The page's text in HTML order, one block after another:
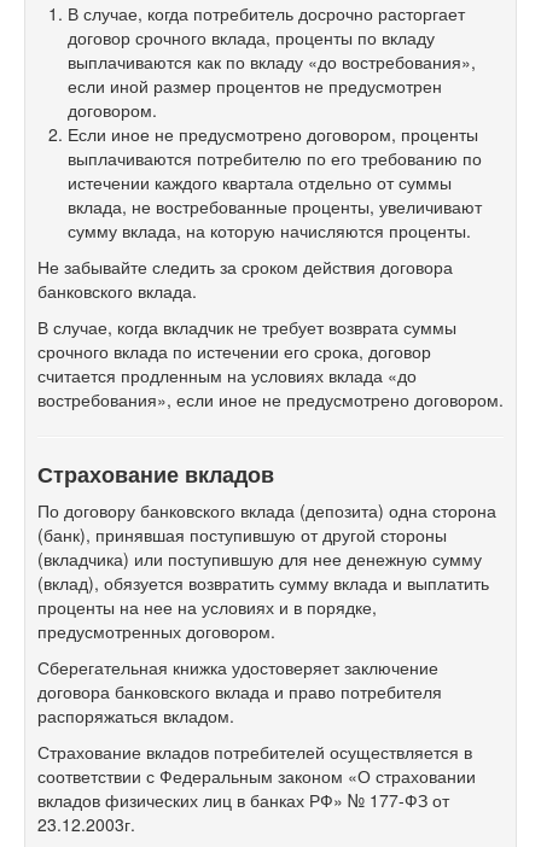
В случае, когда потребитель досрочно расторгает
договор срочного вклада, проценты по вкладу
выплачиваются как по вкладу «до востребования»,
если иной размер процентов не предусмотрен
договором.
Если иное не предусмотрено договором, проценты
выплачиваются потребителю по его требованию по
истечении каждого квартала отдельно от суммы
вклада, не востребованные проценты, увеличивают
сумму вклада, на которую начисляются проценты.
Не забывайте следить за сроком действия договора
банковского вклада.
В случае, когда вкладчик не требует возврата суммы
срочного вклада по истечении его срока, договор
считается продленным на условиях вклада «до
востребования», если иное не предусмотрено договором.
Страхование вкладов
По договору банковского вклада (депозита) одна сторона
(банк), принявшая поступившую от другой стороны
(вкладчика) или поступившую для нее денежную сумму
(вклад), обязуется возвратить сумму вклада и выплатить
проценты на нее на условиях и в порядке,
предусмотренных договором.
Сберегательная книжка удостоверяет заключение
договора банковского вклада и право потребителя
распоряжаться вкладом.
Страхование вкладов потребителей осуществляется в
соответствии с Федеральным законом «О страховании
вкладов физических лиц в банках РФ» № 177-ФЗ от
23.12.2003г.